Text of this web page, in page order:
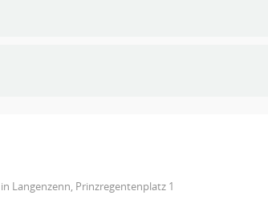
Langenzenn, Prinzregentenplatz 1